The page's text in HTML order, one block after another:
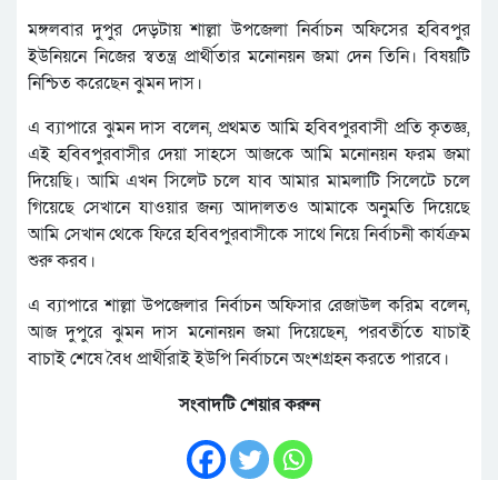
মঙ্গলবার দুপুর দেড়টায় শাল্লা উপজেলা নির্বাচন অফিসের হবিবপুর
ইউনিয়নে নিজের স্বতন্ত্র প্রার্থীতার মনোনয়ন জমা দেন তিনি। বিষয়টি
নিশ্চিত করেছেন ঝুমন দাস।
এ ব্যাপারে ঝুমন দাস বলেন, প্রথমত আমি হবিবপুরবাসী প্রতি কৃতজ্ঞ,
এই হবিবপুরবাসীর দেয়া সাহসে আজকে আমি মনোনয়ন ফরম জমা
দিয়েছি। আমি এখন সিলেট চলে যাব আমার মামলাটি সিলেটে চলে
গিয়েছে সেখানে যাওয়ার জন্য আদালতও আমাকে অনুমতি দিয়েছে
আমি সেখান থেকে ফিরে হবিবপুরবাসীকে সাথে নিয়ে নির্বাচনী কার্যক্রম
শুরু করব।
এ ব্যাপারে শাল্লা উপজেলার নির্বাচন অফিসার রেজাউল করিম বলেন,
আজ দুপুরে ঝুমন দাস মনোনয়ন জমা দিয়েছেন, পরবর্তীতে যাচাই
বাচাই শেষে বৈধ প্রার্থীরাই ইউপি নির্বাচনে অংশগ্রহন করতে পারবে।
সংবাদটি শেয়ার করুন